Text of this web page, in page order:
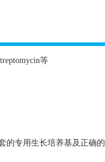
等
的专用生长培养基及正确